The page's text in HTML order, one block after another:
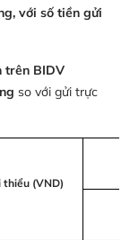
với số tiền gửi
trên BIDV
so với gửi trực
(VND)